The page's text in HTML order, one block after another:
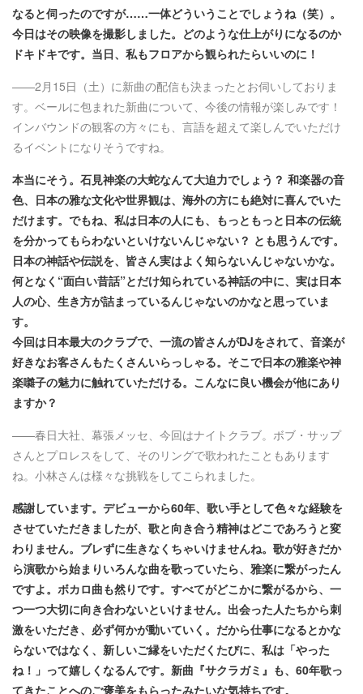
なると伺ったのですが……一体どういうことでしょうね（笑）。
今日はその映像を撮影しました。どのような仕上がりになるのか
ドキドキです。当日、私もフロアから観られたらいいのに！
——2月15日（土）に新曲の配信も決まったとお伺いしておりま
す。ベールに包まれた新曲について、今後の情報が楽しみです！
インバウンドの観客の方々にも、言語を超えて楽しんでいただけ
るイベントになりそうですね。
本当にそう。石見神楽の大蛇なんて大迫力でしょう？ 和楽器の音
色、日本の雅な文化や世界観は、海外の方にも絶対に喜んでいた
だけます。でもね、私は日本の人にも、もっともっと日本の伝統
を分かってもらわないといけないんじゃない？ とも思うんです。
日本の神話や伝説を、皆さん実はよく知らないんじゃないかな。
何となく“面白い昔話”とだけ知られている神話の中に、実は日本
人の心、生き方が詰まっているんじゃないのかなと思っていま
す。
今回は日本最大のクラブで、一流の皆さんがDJをされて、音楽が
好きなお客さんもたくさんいらっしゃる。そこで日本の雅楽や神
楽囃子の魅力に触れていただける。こんなに良い機会が他にあり
ますか？
——春日大社、幕張メッセ、今回はナイトクラブ。ボブ・サップ
さんとプロレスをして、そのリングで歌われたこともあります
ね。小林さんは様々な挑戦をしてこられました。
感謝しています。デビューから60年、歌い手として色々な経験を
させていただきましたが、歌と向き合う精神はどこであろうと変
わりません。ブレずに生きなくちゃいけませんね。歌が好きだか
ら演歌から始まりいろんな曲を歌っていたら、雅楽に繋がったん
ですよ。ボカロ曲も然りです。すべてがどこかに繋がるから、一
つ一つ大切に向き合わないといけません。出会った人たちから刺
激をいただき、必ず何かが動いていく。だから仕事になるとかな
らないではなく、新しいご縁をいただくたびに、私は「やった
ね！」って嬉しくなるんです。新曲『サクラガミ』も、60年歌っ
てきたことへのご褒美をもらったみたいな気持ちです。